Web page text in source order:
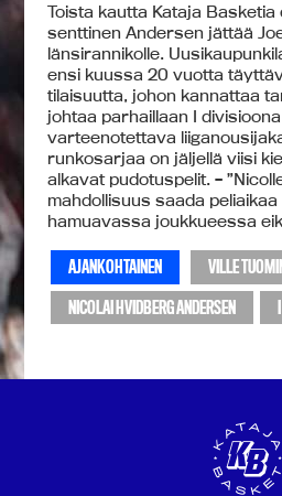
Toista kautta Kataja
senttinen Andersen jättää
länsirannikolle.
ensi kuussa 20 vuotta
tilaisuutta, johon kannattaa
johtaa parhaillaan I
varteenotettava
runkosarjaa on jäljellä viisi
alkavat pudotuspelit. –
mahdollisuus saada
hamuavassa joukkueessa
AJANKOHTAINEN
VILLE
NICOLAI HVIDBERG ANDERSEN